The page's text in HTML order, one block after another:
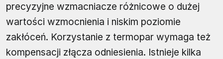
precyzyjne wzmacniacze różnicowe o dużej
wartości wzmocnienia i niskim poziomie
zakłóceń. Korzystanie z termopar wymaga też
kompensacji złącza odniesienia. Istnieje kilka